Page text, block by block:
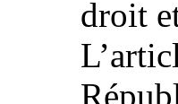
droit